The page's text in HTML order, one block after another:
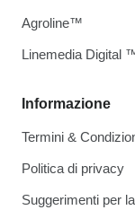
Informazione
Termini &
Politica di privacy
Suggerimenti per
Agroline™
Linemedia Digital